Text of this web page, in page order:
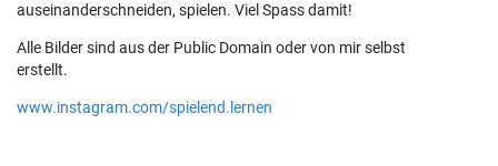
auseinanderschneiden, spielen. Viel Spass damit!
Alle Bilder sind aus der Public Domain oder von mir selbst
erstellt.
www.instagram.com/spielend.lernen